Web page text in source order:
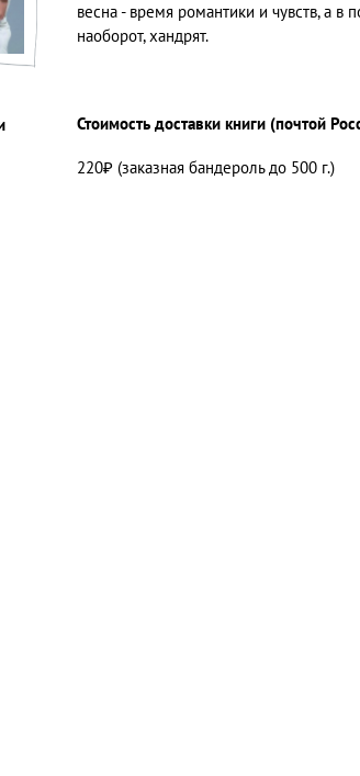
весна - время романтики и чувств, а в
наоборот, хандрят.
Стоимость доставки книги (почтой
220₽ (заказная бандероль до 500 г.)